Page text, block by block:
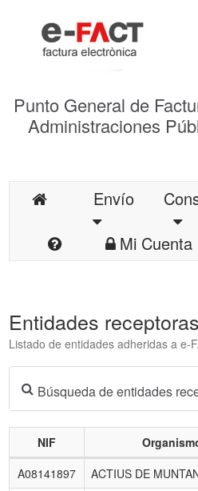
Punto General de
Administraciones
Envío
Mi Cuenta
Entidades receptoras
Listado de entidades adheridas a e-
Búsqueda de entidades
Listado
de
NIF
A08141897
ACTIUS DE